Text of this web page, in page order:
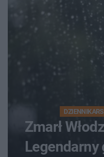
Zmarł
Legendarny